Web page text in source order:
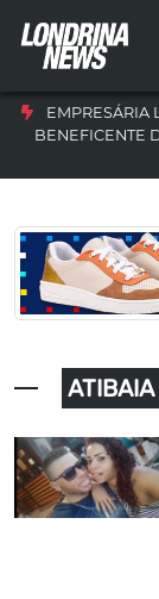
EMPRESÁRIA
BENEFICENTE